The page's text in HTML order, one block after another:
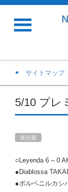
サイトマップ
5/10 プレ
未分類
○Leyenda 6 – 0
●Diablossa
●ポルベニルカシ